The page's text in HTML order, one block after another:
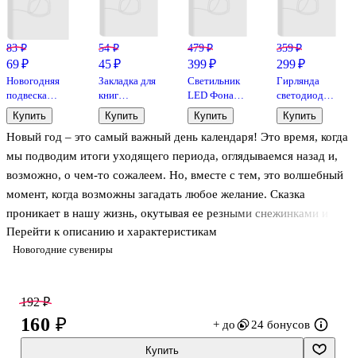
Новогодние сувениры
Новый год – это самый важный день календаря! Это время, когда
мы подводим итоги уходящего периода, оглядываемся назад и,
возможно, о чем-то сожалеем. Но, вместе с тем, это волшебный
момент, когда возможны загадать любое желание. Сказка
проникает в нашу жизнь, окутывая ее резными снежинками и
мягкими сугробами. Природа украшает все вокруг, превращая
город в большой белый дворец. И намного приятнее, когда и дом
способ создать новогоднее настроение – это украсить окна.
Перейти к описанию и характеристикам
83 ₽
69 ₽
Новогодняя
подвеска
Звезда (3 шт)
(полипропилен)
(10х10)
Купить
54 ₽
45 ₽
Закладка для
книг
«Душнила»,
пластик
Купить
479 ₽
399 ₽
Светильник
LED Фонарь
(черный)
(13х6)
Купить
359 ₽
299 ₽
Гирлянда
светодиодная
20 ламп (5м)
(ПВХ бокс)
(12-06399-
M4)
Купить
192 ₽
160 ₽ + до 24 бонусов
Купить